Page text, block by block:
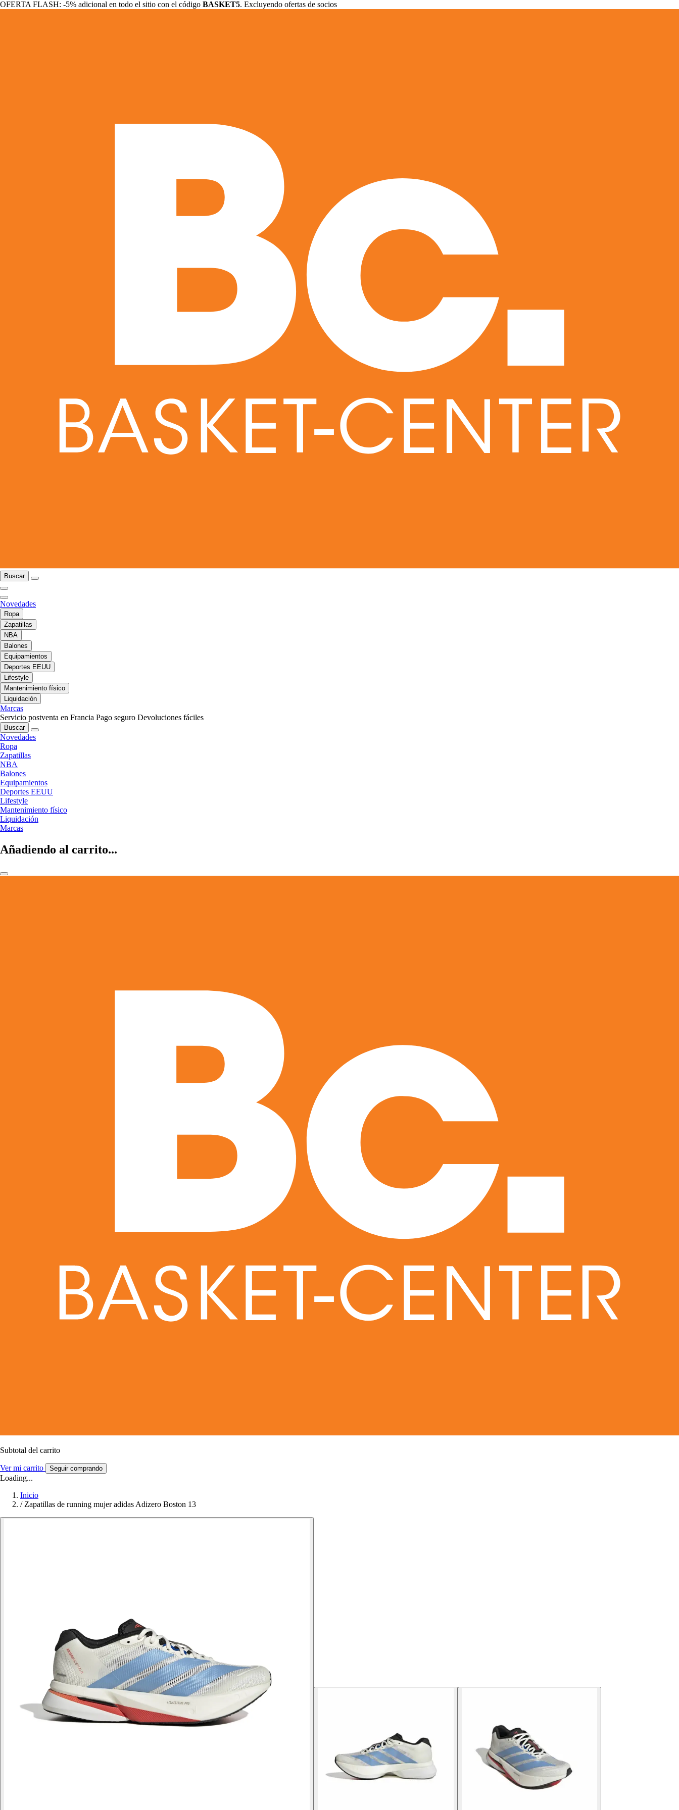
OFERTA FLASH: -5% adicional en todo el sitio con el código BASKET5. Excluyendo ofertas de socios
Buscar
Novedades
Ropa
Zapatillas
NBA
Balones
Equipamientos
Deportes EEUU
Lifestyle
Mantenimiento físico
Liquidación
Marcas
Servicio postventa en Francia Pago seguro Devoluciones fáciles
Buscar
Novedades
Ropa
Zapatillas
NBA
Balones
Equipamientos
Deportes EEUU
Lifestyle
Mantenimiento físico
Liquidación
Marcas
Añadiendo al carrito...
Subtotal del carrito
Ver mi carrito Seguir comprando
Loading...
Inicio
/ Zapatillas de running mujer adidas Adizero Boston 13